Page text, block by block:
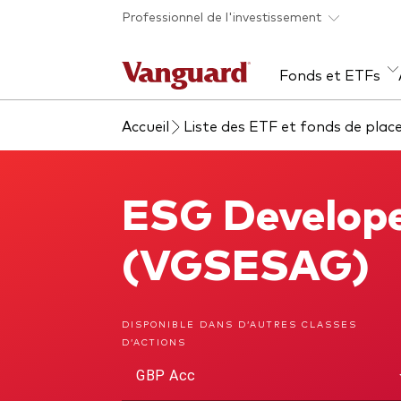
Skip to main content
Professionnel de l'investissement
Fonds et ETFs
Tous les produits
ETFs
Liste des analyses
À propos de Vanguard
Accueil Liste des ETF et fonds de
ESG
(VGSESAG)
DISPONIBLE DANS D’AUTRES CLASSES
D’ACTIONS
GBP Acc